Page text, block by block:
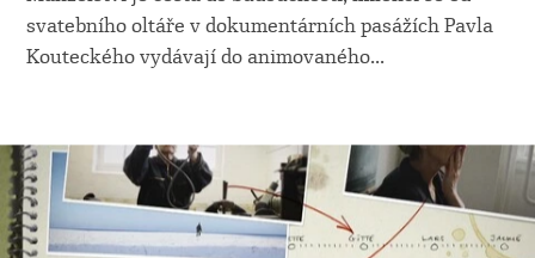
svatebního oltáře v dokumentárních pasážích Pavla
Kouteckého vydávají do animovaného...